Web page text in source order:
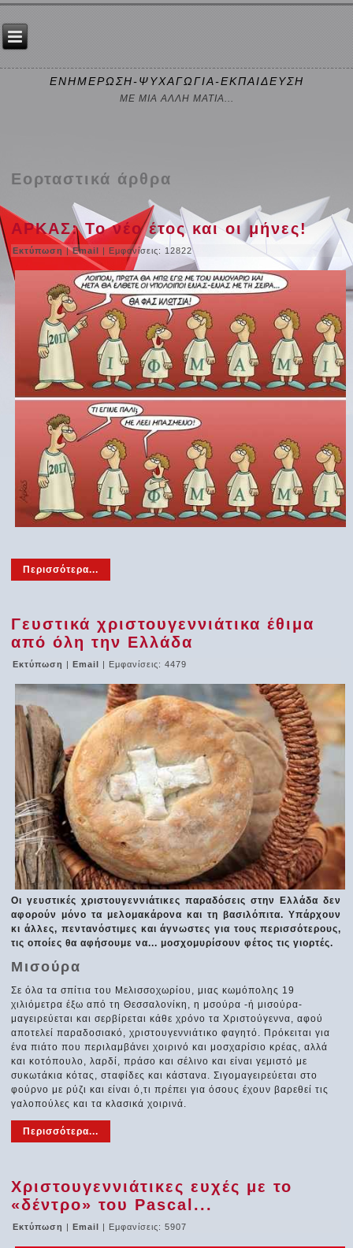
ΕΝΗΜΕΡΩΣΗ-ΨΥΧΑΓΩΓΙΑ-ΕΚΠΑΙΔΕΥΣΗ
ΜΕ ΜΙΑ ΑΛΛΗ ΜΑΤΙΑ...
Εορταστικά άρθρα
ΑΡΚΑΣ: Το νέο έτος και οι μήνες!
Εκτύπωση|Email | Εμφανίσεις: 12822
Περισσότερα...
Γευστικά χριστουγεννιάτικα έθιμα
από όλη την Ελλάδα
Εκτύπωση |Email | Εμφανίσεις: 4479
Οι γευστικές χριστουγεννιάτικες παραδόσεις στην Ελλάδα δεν
αφορούν μόνο τα μελομακάρονα και τη βασιλόπιτα. Υπάρχουν
κι άλλες, πεντανόστιμες και άγνωστες για τους περισσότερους,
τις οποίες θα αφήσουμε να... μοσχομυρίσουν φέτος τις γιορτές.
Μισούρα
Σε όλα τα σπίτια του Μελισσοχωρίου, μιας κωμόπολης 19
χιλιόμετρα έξω από τη Θεσσαλονίκη, η μσούρα -ή μισούρα-
μαγειρεύεται και σερβίρεται κάθε χρόνο τα Χριστούγεννα, αφού
αποτελεί παραδοσιακό, χριστουγεννιάτικο φαγητό. Πρόκειται για
ένα πιάτο που περιλαμβάνει χοιρινό και μοσχαρίσιο κρέας, αλλά
και κοτόπουλο, λαρδί, πράσο και σέλινο και είναι γεμιστό με
συκωτάκια κότας, σταφίδες και κάστανα. Σιγομαγειρεύεται στο
φούρνο με ρύζι και είναι ό,τι πρέπει για όσους έχουν βαρεθεί τις
γαλοπούλες και τα κλασικά χοιρινά.
Περισσότερα...
Χριστουγεννιάτικες ευχές με το
«δέντρο» του Pascal...
Εκτύπωση |Email | Εμφανίσεις: 5907